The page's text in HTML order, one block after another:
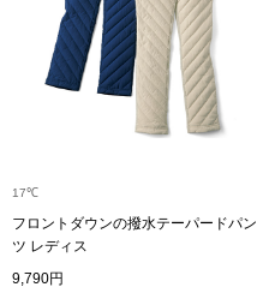
17℃
フロントダウンの撥水テーパードパン
ツ レディス
9,790円